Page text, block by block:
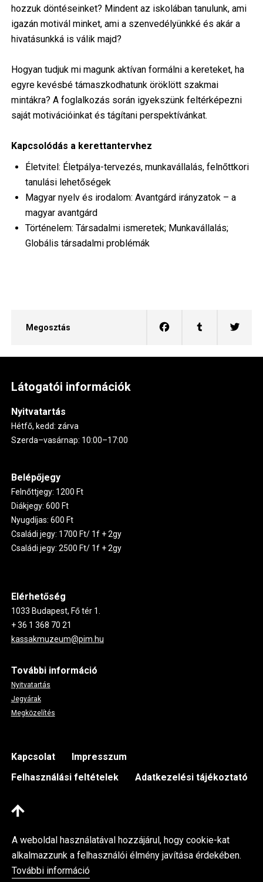
hozzuk döntéseinket? Mindent az iskolában tanulunk, ami
igazán motivál minket, ami a szenvedélyünkké és akár a
hivatásunkká is válik majd?
Hogyan tudjuk mi magunk aktívan formálni a kereteket, ha
egyre kevésbé támaszkodhatunk öröklött szakmai
mintákra? A foglalkozás során igyekszünk feltérképezni
saját motivációinkat és tágítani perspektívánkat.
Kapcsolódás a kerettantervhez
Életvitel: Életpálya-tervezés, munkavállalás, felnőttkori
tanulási lehetőségek
Magyar nyelv és irodalom: Avantgárd irányzatok – a
magyar avantgárd
Történelem: Társadalmi ismeretek; Munkavállalás;
Globális társadalmi problémák
Megosztás
Látogatói információk
Nyitvatartás
Hétfő, kedd: zárva
Szerda–vasárnap: 10:00–17:00
Belépőjegy
Felnőttjegy: 1200 Ft
Diákjegy: 600 Ft
Nyugdíjas: 600 Ft
Családi jegy: 1700 Ft/ 1f + 2gy
Családi jegy: 2500 Ft/ 1f + 2gy
Elérhetőség
1033 Budapest, Fő tér 1.
+ 36 1 368 70 21
kassakmuzeum@pim.hu
További információ
Nyitvatartás
Jegyárak
Megközelítés
Footer
Kapcsolat
Impresszum
Felhasználási feltételek
Adatkezelési tájékoztató
A weboldal használatával hozzájárul, hogy cookie-kat
alkalmazzunk a felhasználói élmény javítása érdekében.
További információ